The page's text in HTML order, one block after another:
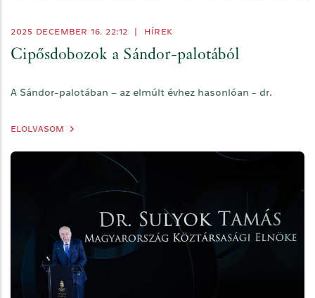
2025 DECEMBER 16. 22:12 HÍREK
Cipősdobozok a Sándor-palotából
A Sándor-palotában – az elmúlt évhez hasonlóan - dr.
ELOLVASOM